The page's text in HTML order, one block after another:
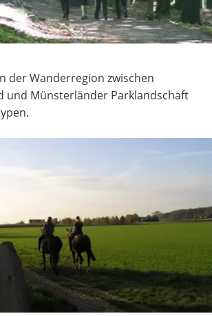
der Wanderregion zwischen
und Münsterländer Parklandschaft